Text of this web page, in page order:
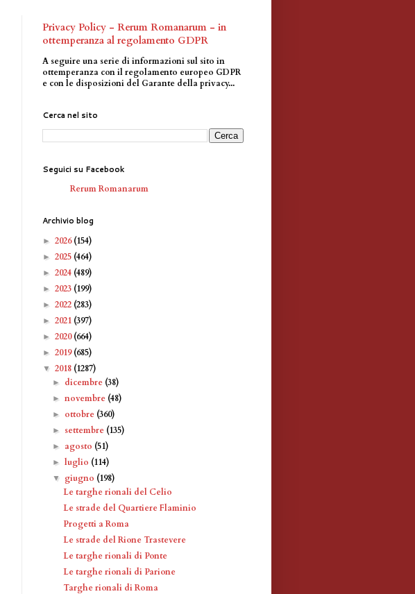
Privacy Policy - Rerum Romanarum - in
ottemperanza al regolamento GDPR
A seguire una serie di informazioni sul sito in
ottemperanza con il regolamento europeo GDPR
e con le disposizioni del Garante della privacy...
Cerca nel sito
Seguici su Facebook
Rerum Romanarum
Archivio blog
► 2026(154)
► 2025 (464)
► 2024 (489)
► 2023 (199)
► 2022 (283)
► 2021 (397)
► 2020(664)
► 2019(685)
▼ 2018 (1287)
► dicembre (38)
►novembre (48)
► ottobre (360)
► settembre (135)
► agosto (51)
►luglio (114)
▼ giugno (198)
Le targhe rionali del Celio
Le strade del Quartiere Flaminio
Progetti a Roma
Le strade del Rione Trastevere
Le targhe rionali di Ponte
Le targhe rionali di Parione
Targhe rionali di Roma